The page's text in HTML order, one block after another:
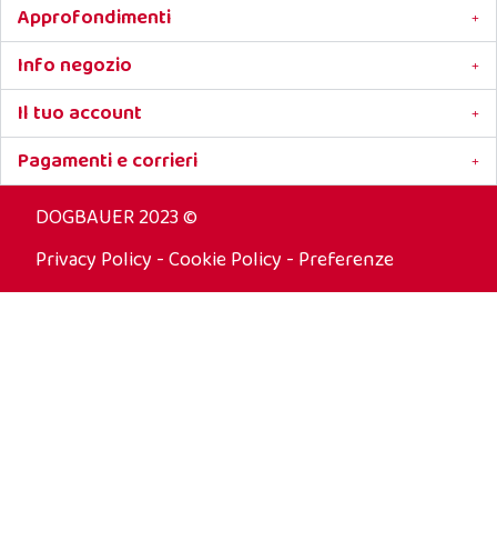
Approfondimenti
Info negozio
Il tuo account
Pagamenti e corrieri
DOGBAUER 2023 ©
Privacy Policy -Cookie Policy - Preferenze